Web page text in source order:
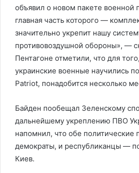
объявил о новом пакете военной
главная часть которого —
значительно укрепит нашу
противовоздушной обороны», —
Пентагоне отметили, что для
украинские военные научились
Patriot, понадобится несколько
Байден пообещал Зеленскому
дальнейшему укреплению ПВО
напомнил, что обе
демократы, и республиканцы —
Киев.